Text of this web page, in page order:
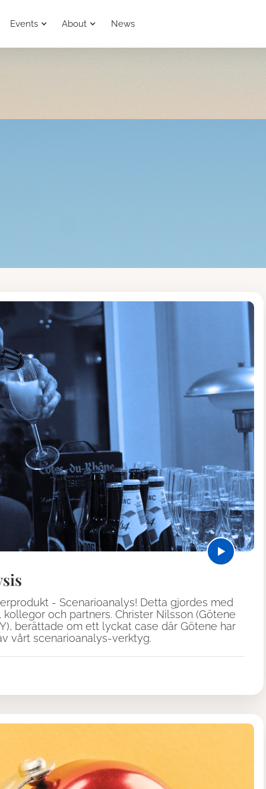
Events About News
- Scenarioanalys! Detta gjordes med
och partners. Christer Nilsson (Götene
berättade om ett lyckat case där Götene har
vårt scenarioanalys-verktyg.